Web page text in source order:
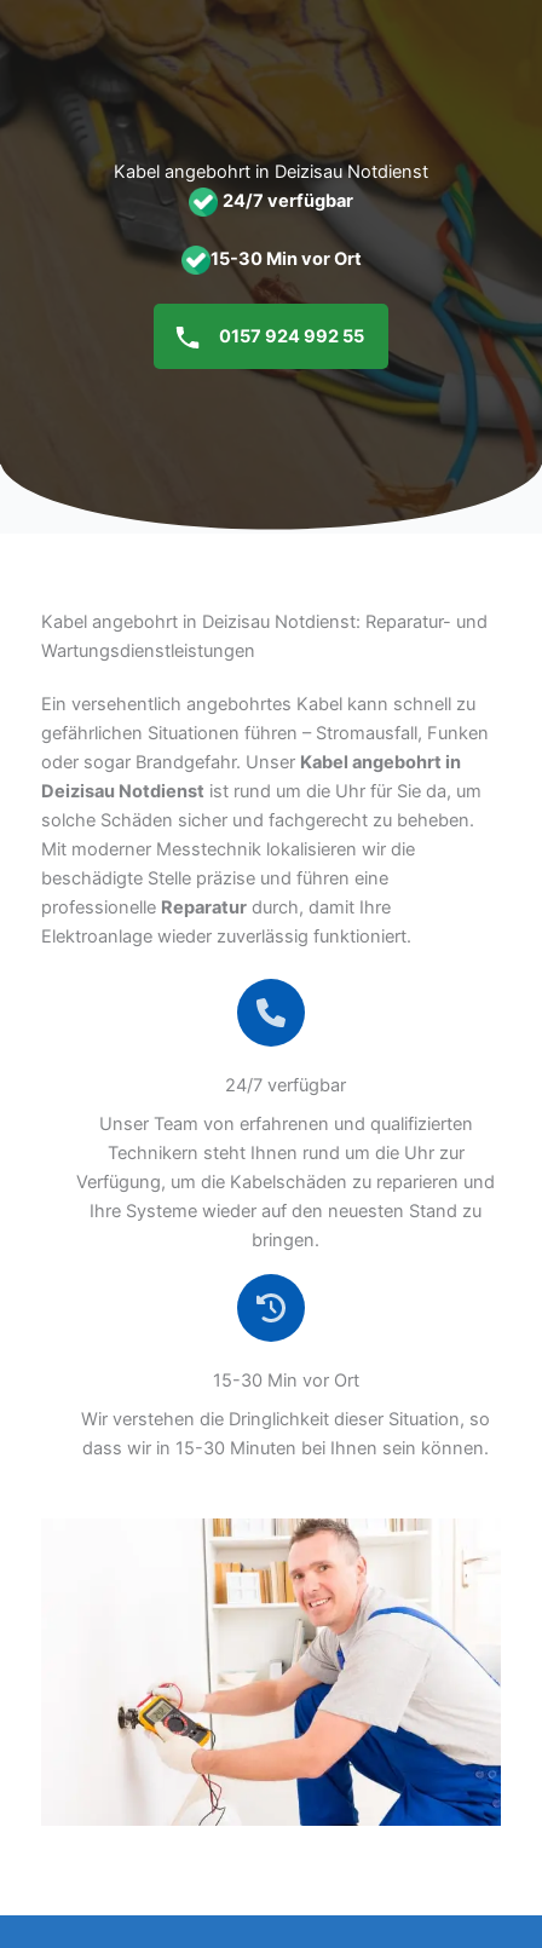
Inhalt
Kabel angebohrt in Deizisau Notdienst
24/7 verfügbar
15-30 Min vor Ort
0157 924 992 55
Kabel angebohrt in Deizisau Notdienst: Reparatur- und
Wartungsdienstleistungen
Ein versehentlich angebohrtes Kabel kann schnell zu
gefährlichen Situationen führen – Stromausfall, Funken
oder sogar Brandgefahr. Unser Kabel angebohrt in
Deizisau Notdienst ist rund um die Uhr für Sie da, um
solche Schäden sicher und fachgerecht zu beheben.
Mit moderner Messtechnik lokalisieren wir die
beschädigte Stelle präzise und führen eine
professionelle Reparatur durch, damit Ihre
Elektroanlage wieder zuverlässig funktioniert.
24/7 verfügbar
Unser Team von erfahrenen und qualifizierten
Technikern steht Ihnen rund um die Uhr zur
Verfügung, um die Kabelschäden zu reparieren und
Ihre Systeme wieder auf den neuesten Stand zu
bringen.
15-30 Min vor Ort
Wir verstehen die Dringlichkeit dieser Situation, so
dass wir in 15-30 Minuten bei Ihnen sein können.